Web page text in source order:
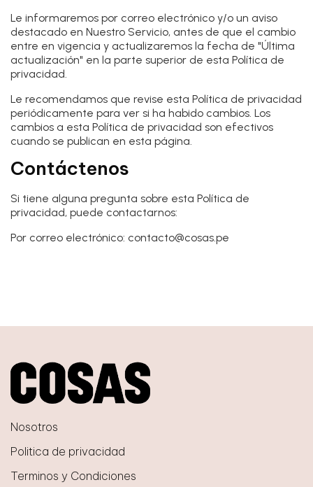
Le informaremos por correo electrónico y/o un aviso
destacado en Nuestro Servicio, antes de que el cambio
entre en vigencia y actualizaremos la fecha de "Última
actualización" en la parte superior de esta Política de
privacidad.
Le recomendamos que revise esta Política de privacidad
periódicamente para ver si ha habido cambios. Los
cambios a esta Política de privacidad son efectivos
cuando se publican en esta página.
Contáctenos
Si tiene alguna pregunta sobre esta Política de
privacidad, puede contactarnos:
Por correo electrónico: contacto@cosas.pe
Nosotros
Politica de privacidad
Terminos y Condiciones